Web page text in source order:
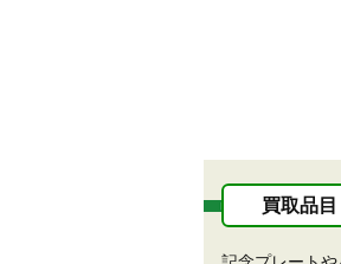
買取品目